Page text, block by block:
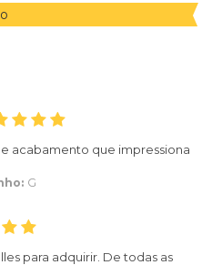
acabamento que impressiona
G
para adquirir. De todas as